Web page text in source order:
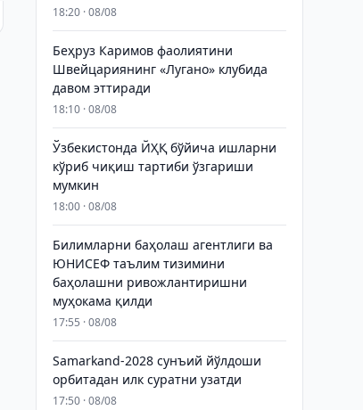
18:20 · 08/08
Беҳруз Каримов фаолиятини
Швейцариянинг «Лугано» клубида
давом эттиради
18:10 · 08/08
Ўзбекистонда ЙҲҚ бўйича ишларни
кўриб чиқиш тартиби ўзгариши
мумкин
18:00 · 08/08
Билимларни баҳолаш агентлиги ва
ЮНИСЕФ таълим тизимини
баҳолашни ривожлантиришни
муҳокама қилди
17:55 · 08/08
Samarkand-2028 сунъий йўлдоши
орбитадан илк суратни узатди
17:50 · 08/08